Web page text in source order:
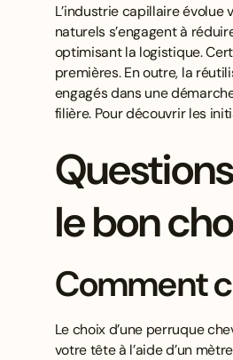
L’industrie capillaire
naturels s’engagent à
optimisant la logistique.
premières. En outre, la
engagés dans une
filière. Pour découvrir les
le bon
Comment
Le choix d’une perruque
votre tête à l’aide d’un